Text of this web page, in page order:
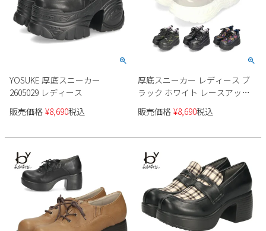
YOSUKE 厚底スニーカー
2605029 レディース
販売価格 ¥8,690税込
厚底スニーカー レディース ブ
ラック ホワイト レースアップ
シューズ ヨースケ YOSUKE 靴
カジュアル 4460010 黒 白 ダッ
販売価格 ¥8,690税込